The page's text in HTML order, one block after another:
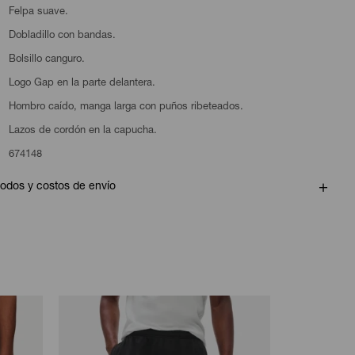
Felpa suave.
Dobladillo con bandas.
Bolsillo canguro.
Logo Gap en la parte delantera.
Hombro caído, manga larga con puños ribeteados.
Lazos de cordón en la capucha.
674148
y costos de envío